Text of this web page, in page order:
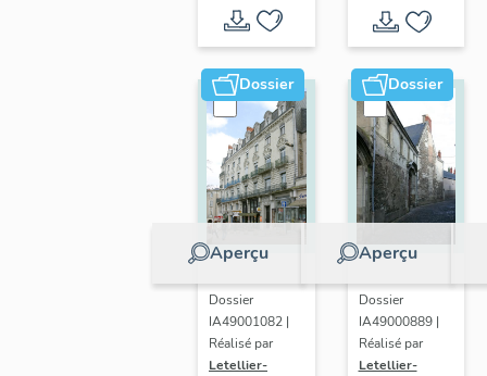
Dossier
Aperçu
Dossier
IA49001082 |
Réalisé par
Letellier-
Dossier
Aperçu
Dossier
IA49000889 |
Réalisé par
Letellier-